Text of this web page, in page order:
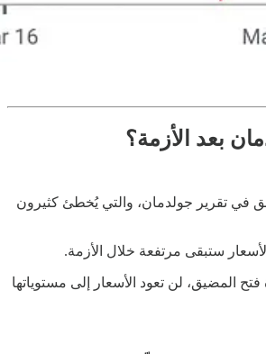
بعد الأزمة؟
في تقرير جولدمان، والتي يُخطئ كثيرون
ستبقى مرتفعة خلال الأزمة.
فتح المضيق، لن تعود الأسعار إلى مستوياتها